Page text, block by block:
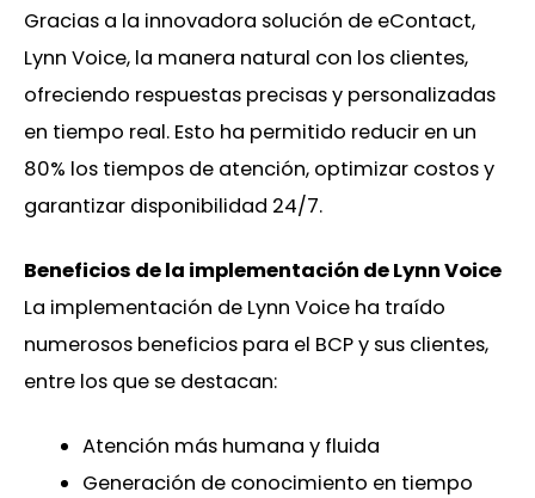
Gracias a la innovadora solución de eContact,
Lynn Voice, la manera natural con los clientes,
ofreciendo respuestas precisas y personalizadas
en tiempo real. Esto ha permitido reducir en un
80% los tiempos de atención, optimizar costos y
garantizar disponibilidad 24/7.
Beneficios de la implementación de Lynn Voice
La implementación de Lynn Voice ha traído
numerosos beneficios para el BCP y sus clientes,
entre los que se destacan:
Atención más humana y fluida
Generación de conocimiento en tiempo